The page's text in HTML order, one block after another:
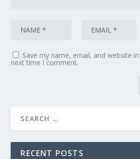
Save my name, email, and website
next time I comment.
RECENT POSTS